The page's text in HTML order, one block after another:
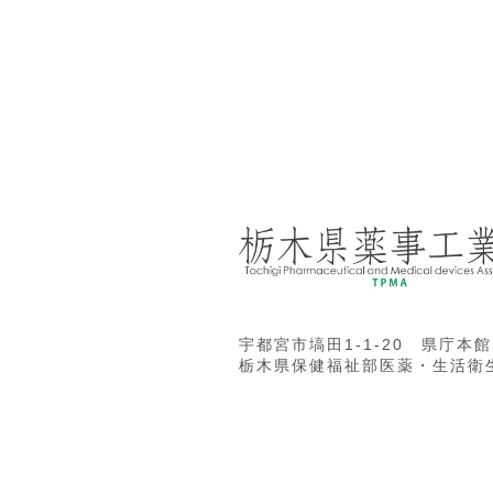
宇都宮市塙田1-1-20 県庁本
栃木県保健福祉部医薬・生活衛